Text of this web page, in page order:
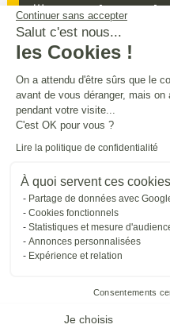
Continuer sans accepter
Salut c'est nous...
les Cookies !
On a attendu d'être sûrs que le
avant de vous déranger, mais
pendant votre visite...
C'est OK pour vous ?
Lire la politique de confidentialité
À quoi servent ces
Partage de données avec
Cookies fonctionnels
Statistiques et mesure
Annonces personnalisées
Expérience et relation
Consentements
Je choisis
Prendre
Sécurité,
entourezet